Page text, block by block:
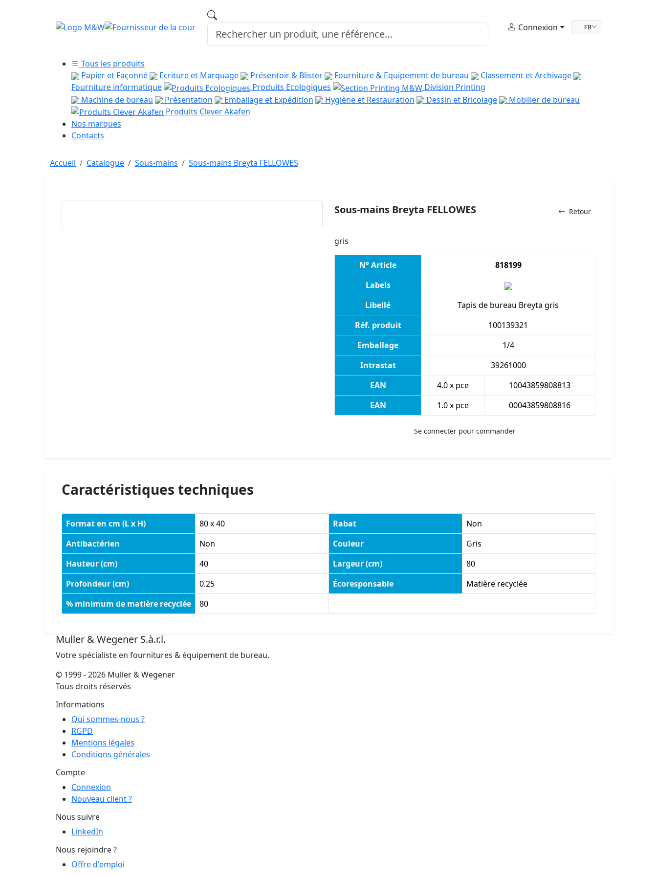
Connexion FR
Tous les produits
Papier et Façonné
Ecriture et Marquage Présentoir & Blister Fourniture & Equipement de bureau
Classement et Archivage
Fourniture informatique
Produits Ecologiques
Division Printing
Machine de bureau
Présentation Emballage et Expédition Hygiène et Restauration Dessin et Bricolage
Mobilier de bureau
Produits Clever Akafen
Nos marques
Contacts
Accueil Catalogue Sous-mains Sous-mains Breyta FELLOWES
Retour
Sous-mains Breyta FELLOWES
gris
N° Article
818199
Labels
Libellé
Tapis de bureau Breyta gris
Réf. produit
100139321
Emballage
1/4
Intrastat
39261000
EAN
4.0 x pce
10043859808813
EAN
1.0 x pce 00043859808816
Se connecter pour commander
Caractéristiques techniques
Format en cm (L x H) 80 x 40 Rabat
Non
Antibactérien
Non Couleur
Gris
Hauteur (cm)
40 Largeur (cm)
80
Profondeur (cm)
0.25 Écoresponsable
Matière recyclée
% minimum de matière recyclée
80
Muller & Wegener S.à.r.l.
Votre spécialiste en fournitures & équipement de bureau.
© 1999 - 2026 Muller & Wegener
Tous droits réservés
Informations
Qui sommes-nous ?
RGPD
Mentions légales
Conditions générales
Compte
Connexion
Nouveau client ?
Nous suivre
LinkedIn
Nous rejoindre ?
Offre d'emploi